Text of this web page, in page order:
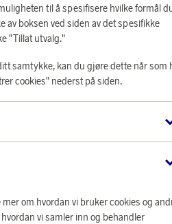
til å spesifisere hvilke formål
av boksen ved siden av det spesifikke
"Tillat utvalg."
samtykke, kan du gjøre dette når som
cookies" nederst på siden.
mer om hvordan vi bruker cookies og
vi samler inn og behandler
Administrer
Denmark-Norway-Sweden, org.nr
195 87 Stockholm